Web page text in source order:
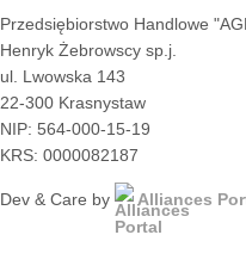
Przedsiębiorstwo Handlowe
Henryk Żebrowscy sp.j.
ul. Lwowska 143
22-300 Krasnystaw
NIP: 564-000-15-19
KRS: 0000082187
Dev & Care by Alliances